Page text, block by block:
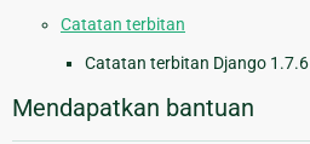
Catatan terbitan
Catatan terbitan Django 1.7.6
Mendapatkan bantuan